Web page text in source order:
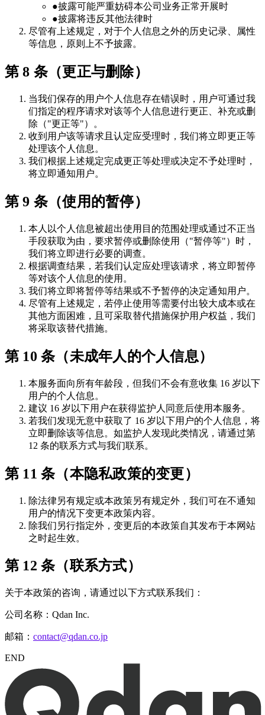
●披露可能严重妨碍本公司业务正常开展时
●披露将违反其他法律时
尽管有上述规定，对于个人信息之外的历史记录、属性
等信息，原则上不予披露。
第 8 条（更正与删除）
当我们保存的用户个人信息存在错误时，用户可通过我
们指定的程序请求对该等个人信息进行更正、补充或删
除（"更正等"）。
收到用户该等请求且认定应受理时，我们将立即更正等
处理该个人信息。
我们根据上述规定完成更正等处理或决定不予处理时，
将立即通知用户。
第 9 条（使用的暂停）
本人以个人信息被超出使用目的范围处理或通过不正当
手段获取为由，要求暂停或删除使用（"暂停等"）时，
我们将立即进行必要的调查。
根据调查结果，若我们认定应处理该请求，将立即暂停
等对该个人信息的使用。
我们将立即将暂停等结果或不予暂停的决定通知用户。
尽管有上述规定，若停止使用等需要付出较大成本或在
其他方面困难，且可采取替代措施保护用户权益，我们
将采取该替代措施。
第 10 条（未成年人的个人信息）
本服务面向所有年龄段，但我们不会有意收集 16 岁以下
用户的个人信息。
建议 16 岁以下用户在获得监护人同意后使用本服务。
若我们发现无意中获取了 16 岁以下用户的个人信息，将
立即删除该等信息。如监护人发现此类情况，请通过第
12 条的联系方式与我们联系。
第 11 条（本隐私政策的变更）
除法律另有规定或本政策另有规定外，我们可在不通知
用户的情况下变更本政策内容。
除我们另行指定外，变更后的本政策自其发布于本网站
之时起生效。
第 12 条（联系方式）
关于本政策的咨询，请通过以下方式联系我们：
公司名称：Qdan Inc.
邮箱： contact@qdan.co.jp
END